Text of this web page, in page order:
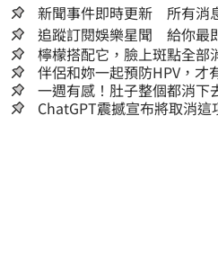
新聞事件即時更新 所有消
追蹤訂閱娛樂星聞 給你最
檸檬搭配它，臉上斑點全部
伴侶和妳一起預防HPV，才
一週有感！肚子整個都消下
夠
ChatGPT震撼宣布將取消